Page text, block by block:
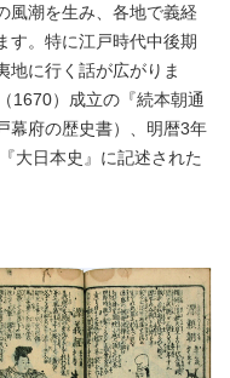
風潮を生み、各地で義経
す。特に江戸時代中後期
地に行く話が広がりま
1670）成立の『続本朝通
幕府の歴史書）、明暦3年
大日本史』に記述された